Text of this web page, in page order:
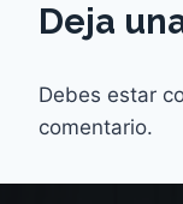
Deja
Debes estar
comentario.